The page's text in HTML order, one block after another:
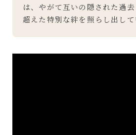
は、やがて互いの隠された過
超えた特別な絆を照らし出して